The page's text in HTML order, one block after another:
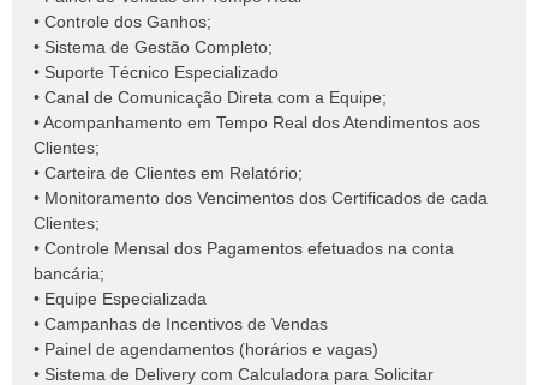
• Controle dos Ganhos;
• Sistema de Gestão Completo;
• Suporte Técnico Especializado
• Canal de Comunicação Direta com a Equipe;
• Acompanhamento em Tempo Real dos Atendimentos aos
Clientes;
• Carteira de Clientes em Relatório;
• Monitoramento dos Vencimentos dos Certificados de cada
Clientes;
• Controle Mensal dos Pagamentos efetuados na conta
bancária;
• Equipe Especializada
• Campanhas de Incentivos de Vendas
• Painel de agendamentos (horários e vagas)
• Sistema de Delivery com Calculadora para Solicitar